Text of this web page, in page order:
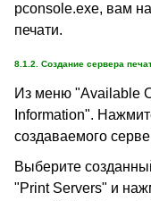
pconsole.exe, вам
печати.
8.1.2. Создание сервера
Из меню "Available
Information".
создаваемого
Выберите
"Print Servers" и